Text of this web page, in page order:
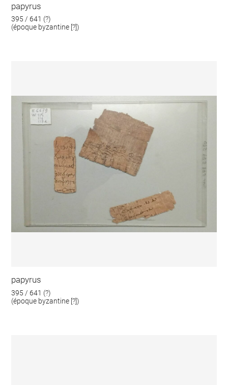
papyrus
395 / 641 (?)
(époque byzantine [?])
papyrus
395 / 641 (?)
(époque byzantine [?])